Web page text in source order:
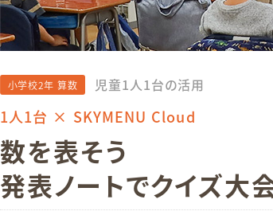
小学校2年 算数 児童1人1台の活用
1人1台 × SKYMENU Cloud
数を表そう
発表ノートでクイズ大